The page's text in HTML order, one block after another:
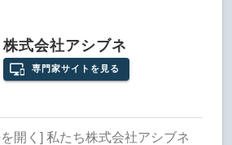
株式会社アシブネ
専門家サイトを見る
開く] 私たち株式会社アシブネ